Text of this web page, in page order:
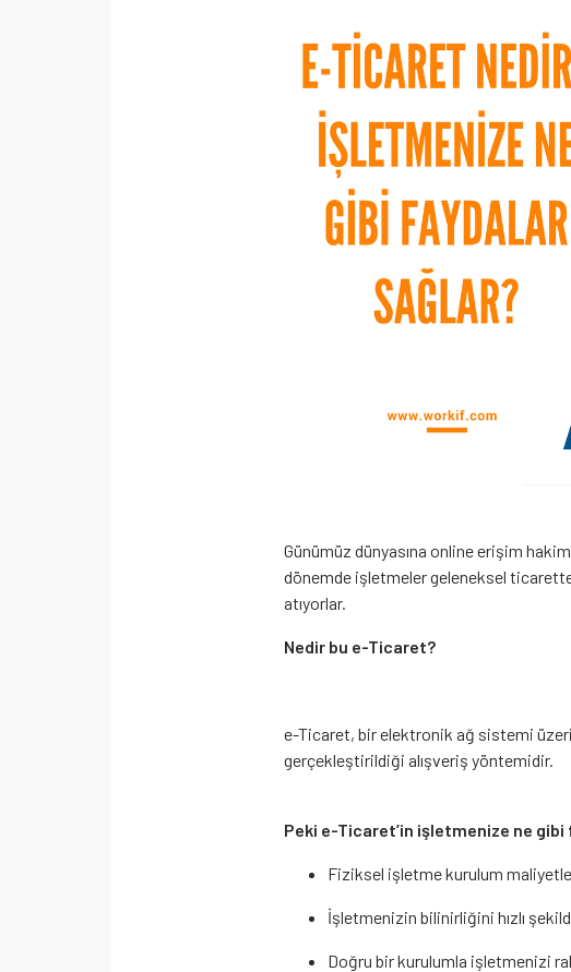
Günümüz dünyasına online erişim
dönemde işletmeler geleneksel
atıyorlar.
Nedir bu e-Ticaret?
e-Ticaret, bir elektronik ağ sistemi
gerçekleştirildiği alışveriş yöntemidir.
Peki e-Ticaret’in işletmenize ne
Fiziksel işletme kurulum
İşletmenizin bilinirliğini hızlı
Doğru bir kurulumla işletmenizi